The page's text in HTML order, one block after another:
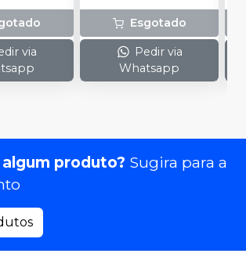
via
Esgotado
Pedir via
Whatsapp
produto? Sugira para a